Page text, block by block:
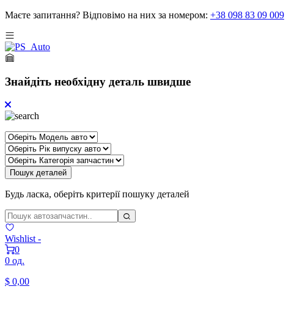
Маєте запитання? Відповімо на них за номером: +38 098 83 09 009
Знайдіть необхідну деталь швидше
Пошук деталей
Будь ласка, оберіть критерії пошуку деталей
Wishlist -
0
0 од.
$ 0,00